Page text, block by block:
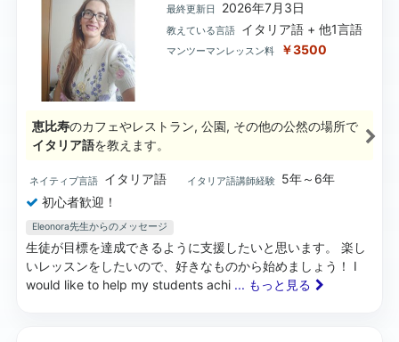
最終更新日 2026年7月3日
教えている言語 イタリア語 + 他1言語
マンツーマンレッスン料 ￥3500
恵比寿のカフェやレストラン, 公園, その他の公然の場所で
イタリア語を教えます。
ネイティブ言語 イタリア語 イタリア語講師経験
5年～6年
初心者歓迎！
Eleonora先生からのメッセージ
生徒が目標を達成できるように支援したいと思います。 楽し
いレッスンをしたいので、好きなものから始めましょう！ I
would like to help my students achi ... もっと見る